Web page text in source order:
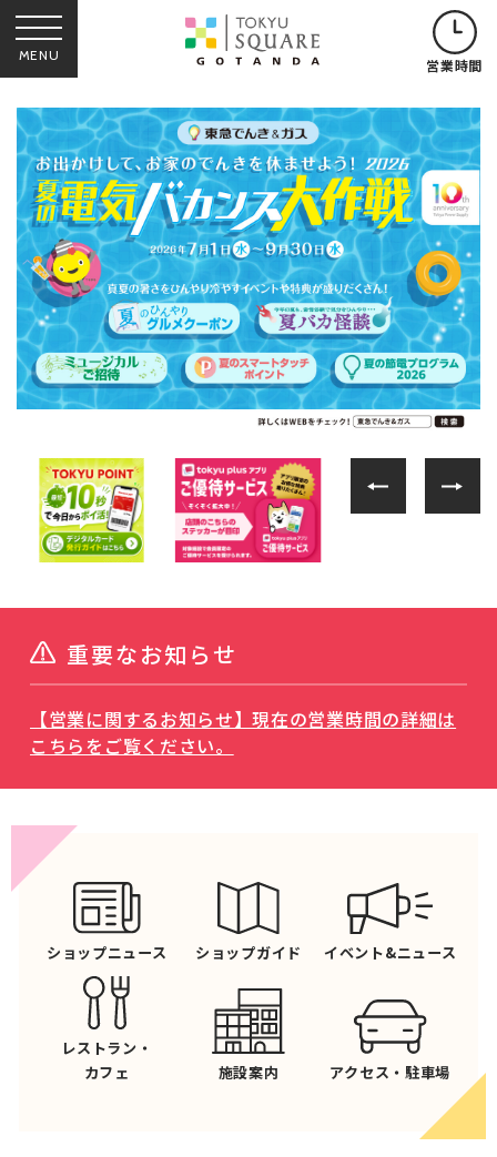
MENU 営業時間
重要なお知らせ
【営業に関するお知らせ】現在の営業時間の詳細は
こちらをご覧ください。
ショップニュース ショップガイド イベント&ニュース
レストラン・
カフェ
施設案内 アクセス・駐車場